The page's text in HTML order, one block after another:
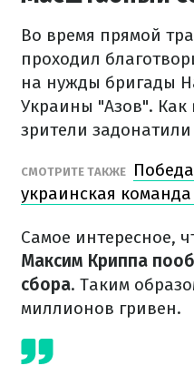
Во время прямой
проходил
на нужды бригады
Украины "Азов". Как
зрители задонатили
СМОТРИТЕ ТАКЖЕ
украинская
Самое интересное,
Максим Криппа
сбора. Таким
миллионов гривен.